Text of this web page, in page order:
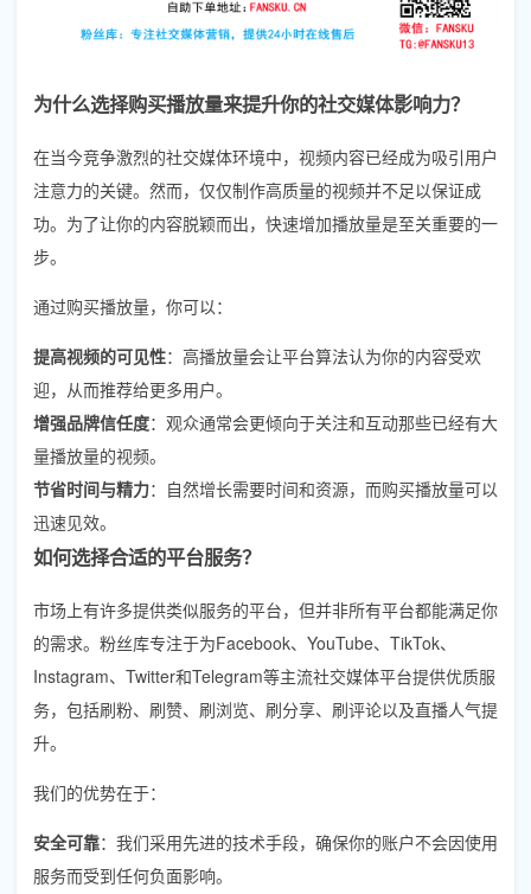
为什么选择购买播放量来提升你的社交媒体影响力？
在当今竞争激烈的社交媒体环境中，视频内容已经成为吸引用户
注意力的关键。然而，仅仅制作高质量的视频并不足以保证成
功。为了让你的内容脱颖而出，快速增加播放量是至关重要的一
步。
通过购买播放量，你可以：
提高视频的可见性：高播放量会让平台算法认为你的内容受欢
迎，从而推荐给更多用户。
增强品牌信任度：观众通常会更倾向于关注和互动那些已经有大
量播放量的视频。
节省时间与精力：自然增长需要时间和资源，而购买播放量可以
迅速见效。
如何选择合适的平台服务？
市场上有许多提供类似服务的平台，但并非所有平台都能满足你
的需求。粉丝库专注于为Facebook、YouTube、TikTok、
Instagram、Twitter和Telegram等主流社交媒体平台提供优质服
务，包括刷粉、刷赞、刷浏览、刷分享、刷评论以及直播人气提
升。
我们的优势在于：
安全可靠：我们采用先进的技术手段，确保你的账户不会因使用
服务而受到任何负面影响。